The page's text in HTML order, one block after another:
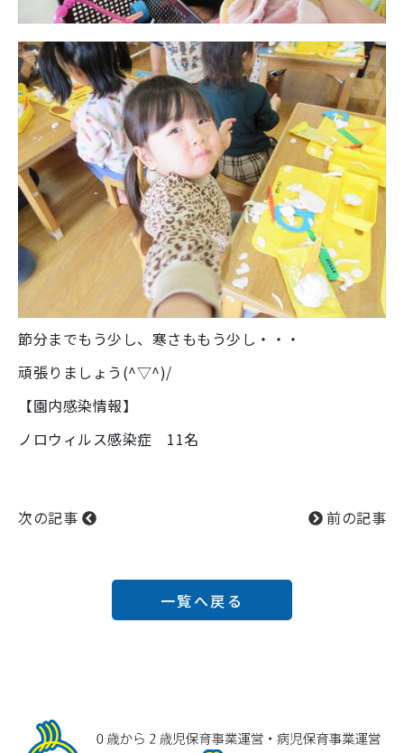
節分までもう少し、寒さももう少し・・・
頑張りましょう(^▽^)/
【園内感染情報】
ノロウィルス感染症 11名
次の記事 前の記事
一覧へ戻る